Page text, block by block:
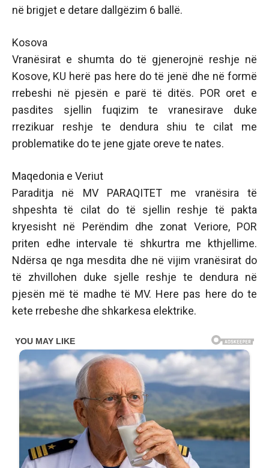
në brigjet e detare dallgëzim 6 ballë.
Kosova
Vranësirat e shumta do të gjenerojnë reshje në
Kosove, KU herë pas here do të jenë dhe në formë
rrebeshi në pjesën e parë të ditës. POR oret e
pasdites sjellin fuqizim te vranesirave duke
rrezikuar reshje te dendura shiu te cilat me
problematike do te jene gjate oreve te nates.
Maqedonia e Veriut
Paraditja në MV PARAQITET me vranësira të
shpeshta të cilat do të sjellin reshje të pakta
kryesisht në Perëndim dhe zonat Veriore, POR
priten edhe intervale të shkurtra me kthjellime.
Ndërsa qe nga mesdita dhe në vijim vranësirat do
të zhvillohen duke sjelle reshje te dendura në
pjesën më të madhe të MV. Here pas here do te
kete rrebeshe dhe shkarkesa elektrike.